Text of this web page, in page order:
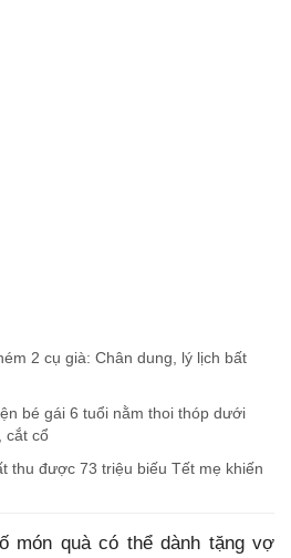
2 cụ già: Chân dung, lý lịch bất
bé gái 6 tuổi nằm thoi thóp dưới
cắt cổ
thu được 73 triệu biếu Tết mẹ khiến
món quà có thể dành tặng vợ